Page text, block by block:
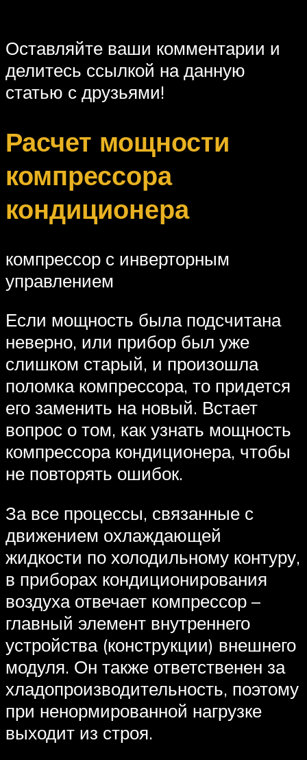
Оставляйте ваши комментарии и
делитесь ссылкой на данную
статью с друзьями!
Расчет мощности
компрессора
кондиционера
компрессор с инверторным
управлением
Если мощность была подсчитана
неверно, или прибор был уже
слишком старый, и произошла
поломка компрессора, то придется
его заменить на новый. Встает
вопрос о том, как узнать мощность
компрессора кондиционера, чтобы
не повторять ошибок.
За все процессы, связанные с
движением охлаждающей
жидкости по холодильному контуру,
в приборах кондиционирования
воздуха отвечает компрессор –
главный элемент внутреннего
устройства (конструкции) внешнего
модуля. Он также ответственен за
хладопроизводительность, поэтому
при ненормированной нагрузке
выходит из строя.